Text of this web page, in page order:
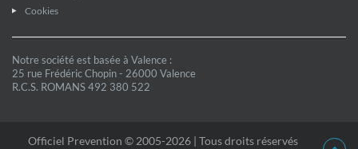
Cookies
Notre société est basée à Valence :
25 rue Frédéric Chopin - 26000 Valence
R.C.S. ROMANS 492 380 522
Officiel Prevention © 2005-2026 | Tous droits réservés